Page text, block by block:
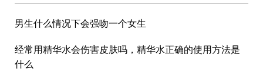
男生什么情况下会强吻一个女生
经常用精华水会伤害皮肤吗，精华水正确的使用方法是
什么